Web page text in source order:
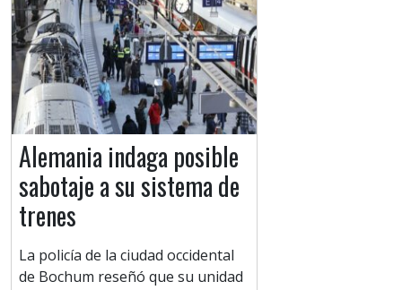
Alemania indaga posible
sabotaje a su sistema de
trenes
La policía de la ciudad occidental
de Bochum reseñó que su unidad